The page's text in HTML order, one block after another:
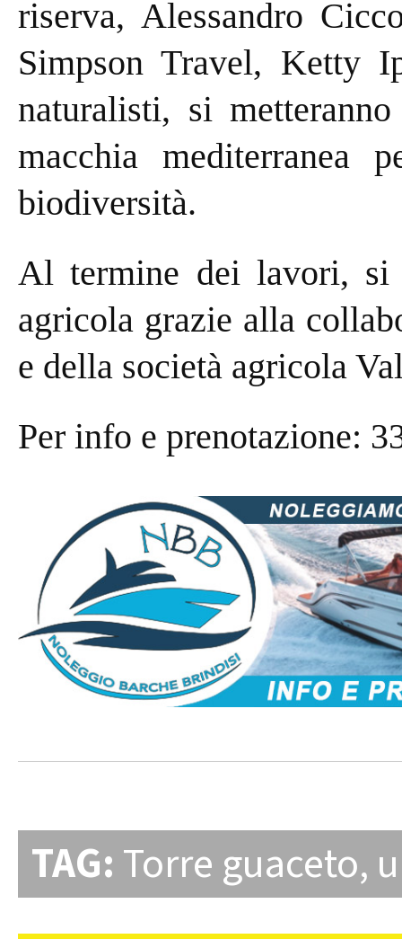
riserva, Alessandro
Simpson Travel, Ketty
naturalisti, si
macchia mediterranea
biodiversità.
Al termine dei lavori, si
agricola grazie alla
e della società agricola
Per info e prenotazione:
TAG: Torre guaceto,